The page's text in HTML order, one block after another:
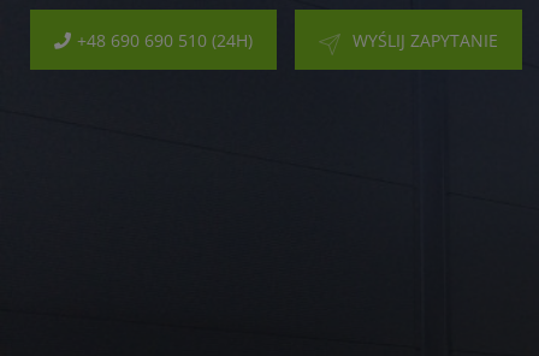
+48 690 690 510 (24H) WYŚLIJ ZAPYTANIE